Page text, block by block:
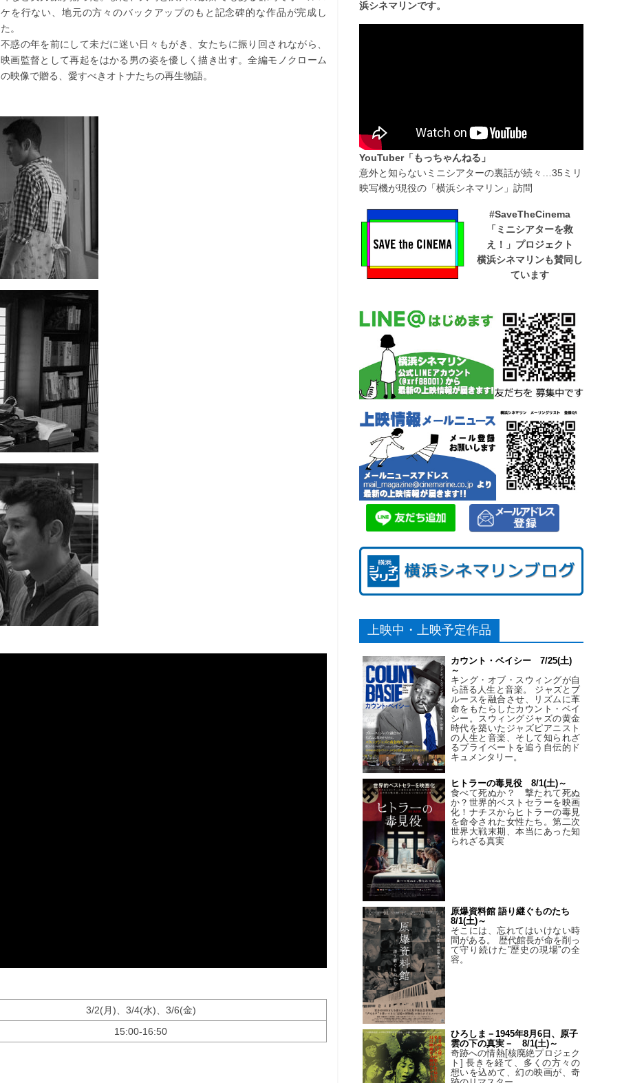
ケを行ない、地元の方々のバックアップのもと記念碑的な作品が完成し
た。
不惑の年を前にして未だに迷い日々もがき、女たちに振り回されながら、
映画監督として再起をはかる男の姿を優しく描き出す。全編モノクローム
の映像で贈る、愛すべきオトナたちの再生物語。
3/2(月)、3/4(水)、3/6(金)
15:00-16:50
浜シネマリンです。
YouTuber「もっちゃんねる」
意外と知らないミニシアターの裏話が続々…35ミリ
映写機が現役の「横浜シネマリン」訪問
#SaveTheCinema
「ミニシアターを救
え！」プロジェクト
横浜シネマリンも賛同し
ています
上映中・上映予定作品
カウント・ベイシー 7/25(土)
～
キング・オブ・スウィングが自
ら語る人生と音楽。 ジャズとブ
ルースを融合させ、リズムに革
命をもたらしたカウント・ベイ
シー。スウィングジャズの黄金
時代を築いたジャズピアニスト
の人生と音楽、そして知られざ
るプライベートを追う自伝的ド
キュメンタリー。
ヒトラーの毒見役 8/1(土)～
食べて死ぬか？ 撃たれて死ぬ
か？世界的ベストセラーを映画
化！ナチスからヒトラーの毒見
を命令された女性たち。第二次
世界大戦末期、本当にあった知
られざる真実
原爆資料館 語り継ぐものたち
8/1(土)～
そこには、忘れてはいけない時
間がある。 歴代館長が命を削っ
て守り続けた”歴史の現場”の全
容。
ひろしま－1945年8月6日、原子
雲の下の真実－ 8/1(土)～
奇跡への情熱[核廃絶プロジェク
ト] 長きを経て、多くの方々の
想いを込めて、幻の映画が、奇